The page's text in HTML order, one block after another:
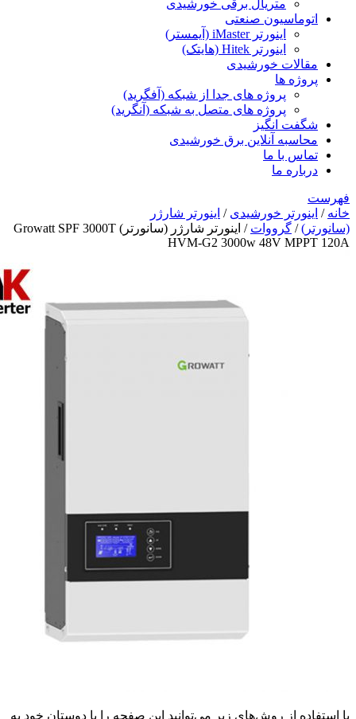
متریال برقی خورشیدی
صنعتی
خورشیدی
پروژه های جدا از شبکه (آفگرید)
پروژه های متصل به شبکه (آنگرید)
انگیز
آنلاین برق خورشیدی
با ما
ما
خورشیدی /اینورتر شارژر
/گرووات
/ اینورتر شارژر (سانورتر) Growatt SPF 3000T
HVM-G2 3000w 48V
از روش‌های زیر می‌توانید این صفحه را با دوستان خود به